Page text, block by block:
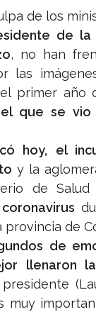
de los
de la
, no han
las
primer año
que se vio
hoy, el
y la
de
provincia de
de
llenaron
muy